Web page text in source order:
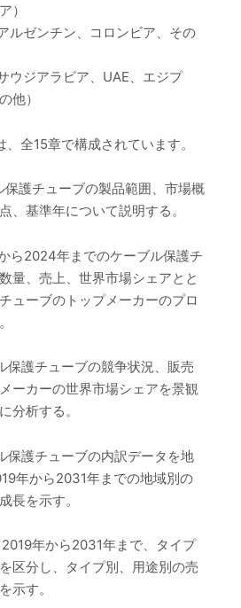
）
ルゼンチン、コロンビア、その
ウジアラビア、UAE、エジプ
他）
全15章で構成されています。
保護チューブの製品範囲、市場概
、基準年について説明する。
ら2024年までのケーブル保護チ
量、売上、世界市場シェアとと
ューブのトップメーカーのプロ
保護チューブの競争状況、販売
ーカーの世界市場シェアを景観
分析する。
保護チューブの内訳データを地
年から2031年までの地域別の
長を示す。
年から2031年まで、タイプ
区分し、タイプ別、用途別の売
示す。